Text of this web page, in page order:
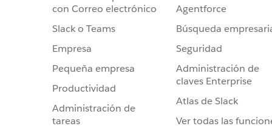
con Correo electrónico
Slack o Teams
Empresa
Pequeña empresa
Productividad
Administración de
tareas
Agentforce
Búsqueda
Seguridad
Administración de
claves Enterprise
Atlas de Slack
Ver todas las